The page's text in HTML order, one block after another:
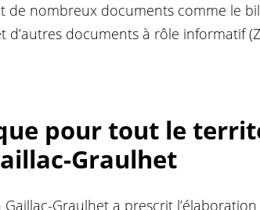
de nombreux documents comme le
d’autres documents à rôle informatif
pour tout le
Graulhet
Graulhet a prescrit